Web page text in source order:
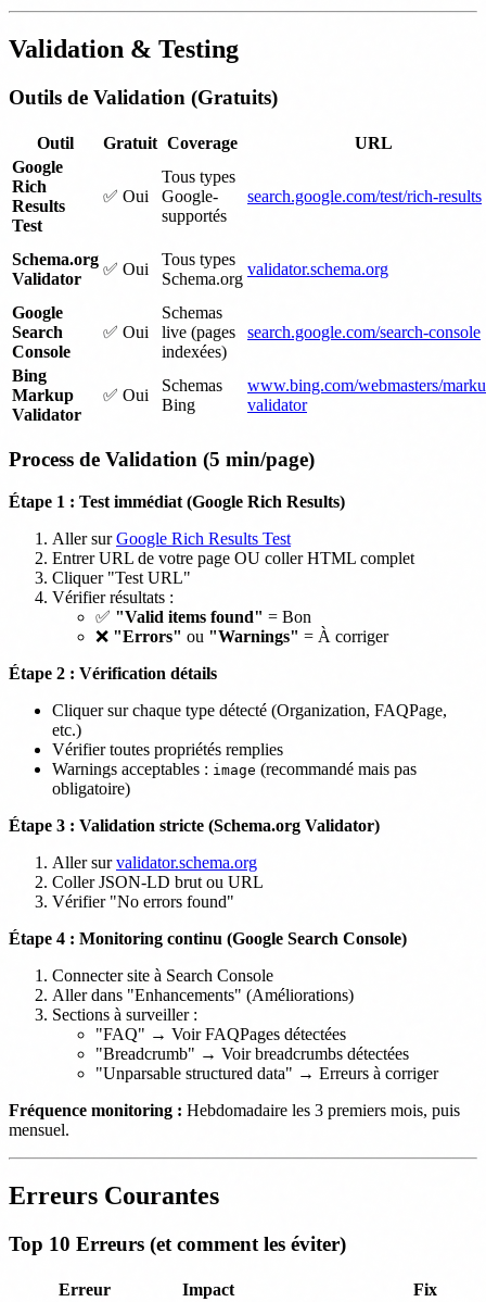
Validation & Testing
Outils de Validation (Gratuits)
Outil Gratuit Coverage
URL
Google
Rich
Results
Test
✅ Oui
Tous types
Google-
supportés
search.google.com/test/rich-results
Schema.org
Validator
✅ Oui
Tous types
Schema.org
validator.schema.org
Google
Search
Console
✅ Oui
Schemas
live (pages
indexées)
search.google.com/search-console
Bing
Markup
Validator
✅ Oui
Schemas
Bing
www.bing.com/webmasters/
validator
Process de Validation (5 min/page)
Étape 1 : Test immédiat (Google Rich Results)
Aller surGoogle Rich Results Test
Entrer URL de votre page OU coller HTML complet
Cliquer "Test URL"
Vérifier résultats :
✅ "Valid items found" = Bon
❌ "Errors" ou "Warnings" = À corriger
Étape 2 : Vérification détails
Cliquer sur chaque type détecté (Organization, FAQPage,
etc.)
Vérifier toutes propriétés remplies
Warnings acceptables : image (recommandé mais pas
obligatoire)
Étape 3 : Validation stricte (Schema.org Validator)
Aller survalidator.schema.org
Coller JSON-LD brut ou URL
Vérifier "No errors found"
Étape 4 : Monitoring continu (Google Search Console)
Connecter site à Search Console
Aller dans "Enhancements" (Améliorations)
Sections à surveiller :
"FAQ" → Voir FAQPages détectées
"Breadcrumb" → Voir breadcrumbs détectées
"Unparsable structured data" → Erreurs à corriger
Fréquence monitoring : Hebdomadaire les 3 premiers mois, puis
mensuel.
Erreurs Courantes
Top 10 Erreurs (et comment les éviter)
Erreur Impact
Fix